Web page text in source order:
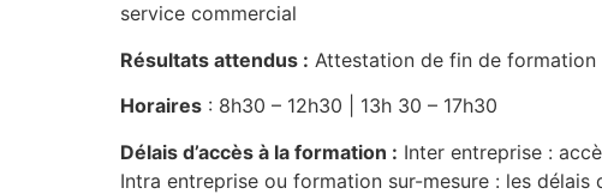
service commercial
Résultats attendus : Attestation de fin de formation
Horaires : 8h30 – 12h30 | 13h 30 – 17h30
Délais d’accès à la formation : Inter entreprise :
Intra entreprise ou formation sur-mesure : les délais